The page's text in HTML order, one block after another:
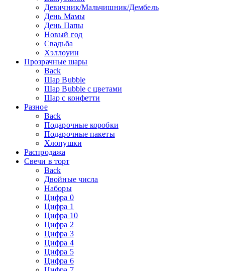
Девичник/Мальчишник/Дембель
День Мамы
День Папы
Новый год
Свадьба
Хэллоуин
Прозрачные шары
Back
Шар Bubble
Шар Bubble с цветами
Шар с конфетти
Разное
Back
Подарочные коробки
Подарочные пакеты
Хлопушки
Распродажа
Свечи в торт
Back
Двойные числа
Наборы
Цифра 0
Цифра 1
Цифра 10
Цифра 2
Цифра 3
Цифра 4
Цифра 5
Цифра 6